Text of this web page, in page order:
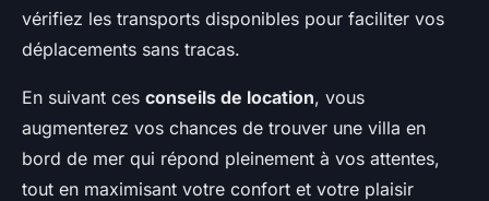
vérifiez les transports disponibles pour faciliter vos
déplacements sans tracas.
En suivant ces conseils de location, vous
augmenterez vos chances de trouver une villa en
bord de mer qui répond pleinement à vos attentes,
tout en maximisant votre confort et votre plaisir